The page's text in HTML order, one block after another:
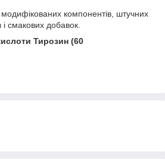
модифікованих компонентів, штучних
і смакових добавок.
Тирозин (60